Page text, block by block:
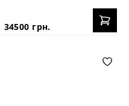
34500 грн.